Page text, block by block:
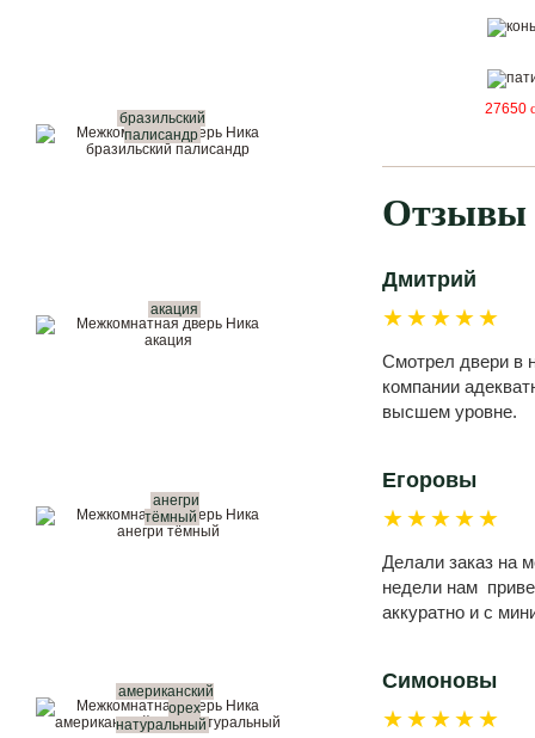
бразильский
палисандр
акация
анегри
тёмный
американский
орех
натуральный
27650 c
Отзывы
Дмитрий
★★★★★
Смотрел двери в
компании
высшем уровне.
Егоровы
★★★★★
Делали заказ на
недели нам
аккуратно и с
Симоновы
★★★★★